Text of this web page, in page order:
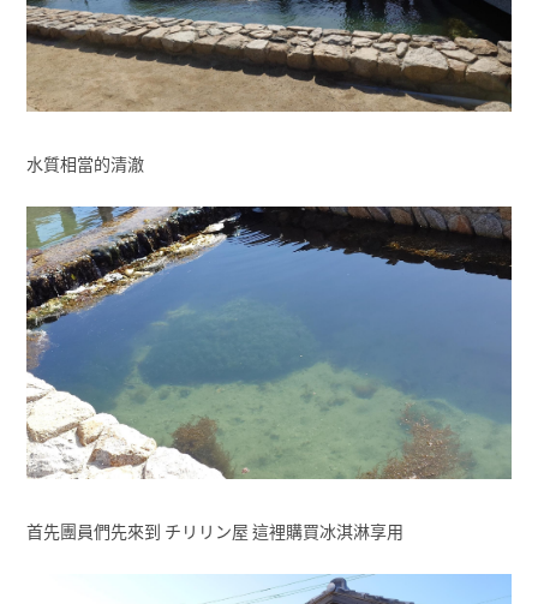
水質相當的清澈
首先團員們先來到 チリリン屋 這裡購買冰淇淋享用